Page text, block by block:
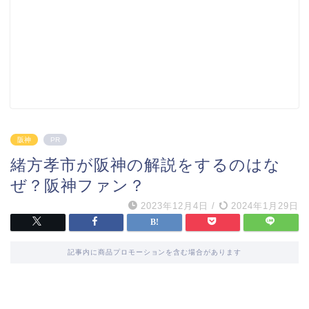
阪神 PR
緒方孝市が阪神の解説をするのはな
ぜ？阪神ファン？
2023年12月4日 / 2024年1月29日
記事内に商品プロモーションを含む場合があります